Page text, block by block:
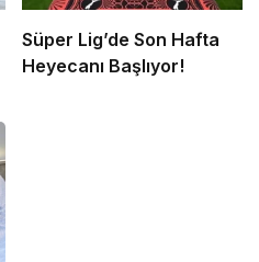
Süper Lig’de Son Hafta
Heyecanı Başlıyor!